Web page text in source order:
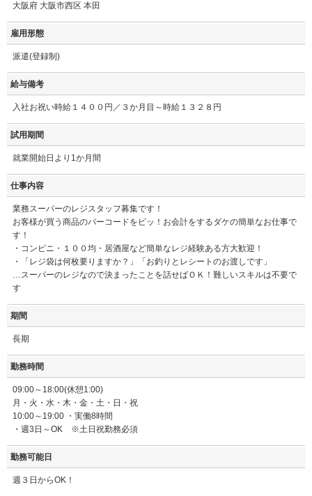
大阪府 大阪市西区 本田
雇用形態
派遣(登録制)
給与備考
入社お祝い時給１４００円／３か月目～時給１３２８円
試用期間
就業開始日より1か月間
仕事内容
業務スーパーのレジスタッフ募集です！
お客様が買う商品のバーコードをピッ！お会計をするダケの簡単なお仕事で
す！
・コンビニ・１００均・居酒屋など簡単なレジ経験ある方大歓迎！
・「レジ袋は何枚要りますか？」「お釣りとレシートのお渡しです」
…スーパーのレジなので決まったことを話せばＯＫ！難しいスキルは不要で
す
期間
長期
勤務時間
09:00～18:00(休憩1:00)
月・火・水・木・金・土・日・祝
10:00～19:00 ・実働8時間
・週3日～OK ※土日祝勤務必須
勤務可能日
週３日からOK！